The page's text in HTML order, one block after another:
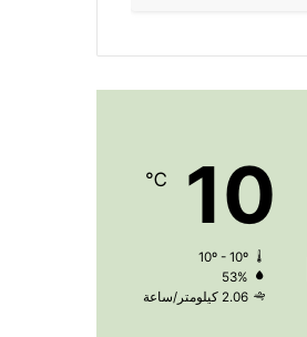
10
℃
10º - 10º
53%
2.06 كيلومتر/ساعة